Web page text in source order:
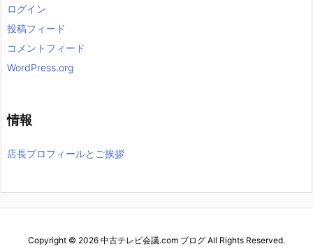
ログイン
投稿フィード
コメントフィード
WordPress.org
情報
店長プロフィールとご挨拶
Copyright © 2026 中古テレビ会議.com ブログ All Rights Reserved.